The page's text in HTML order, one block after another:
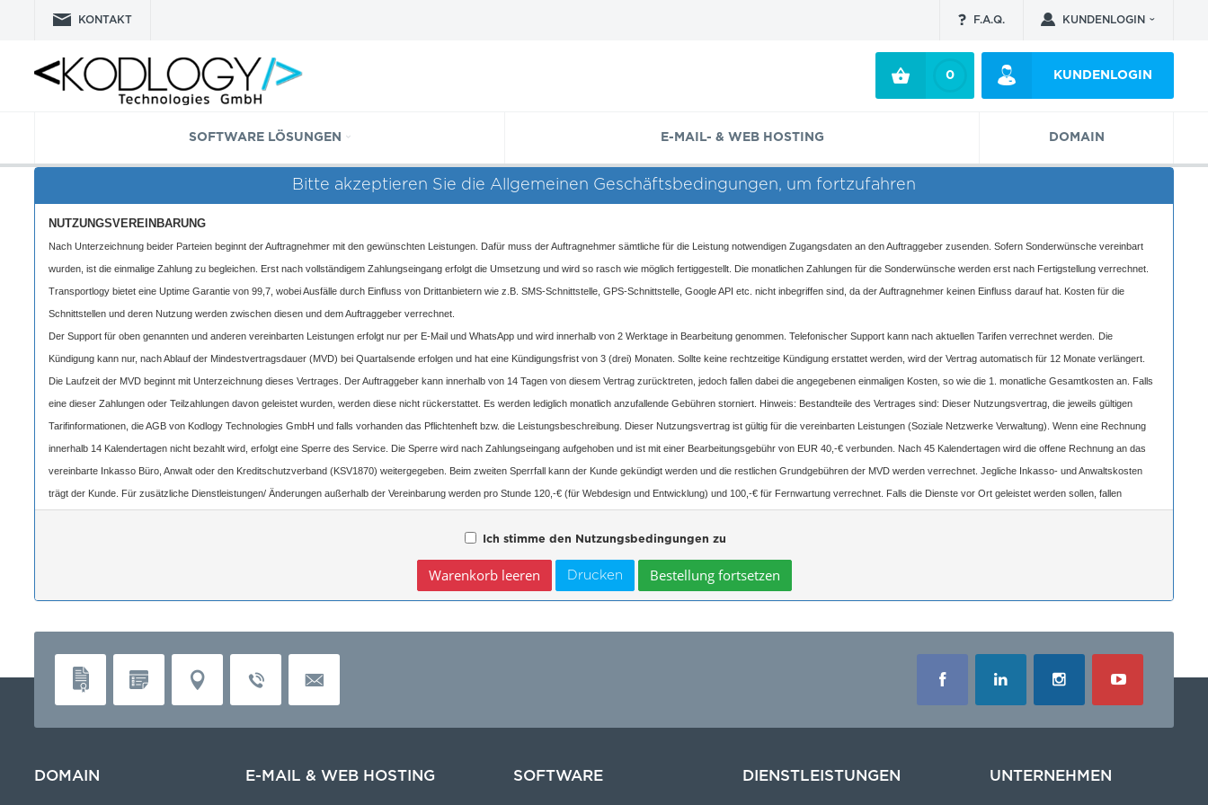
KONTAKT F.A.Q. KUNDENLOGIN
0 KUNDENLOGIN
SOFTWARE LÖSUNGEN E-MAIL- & WEB HOSTING DOMAIN
Bitte akzeptieren Sie die Allgemeinen Geschäftsbedingungen, um fortzufahren
NUTZUNGSVEREINBARUNG
Nach Unterzeichnung beider Parteien beginnt der Auftragnehmer mit den gewünschten Leistungen. Dafür muss der Auftragnehmer sämtliche für die Leistung notwendigen Zugangsdaten an den Auftraggeber zusenden. Sofern Sonderwünsche vereinbart
wurden, ist die einmalige Zahlung zu begleichen. Erst nach vollständigem Zahlungseingang erfolgt die Umsetzung und wird so rasch wie möglich fertiggestellt. Die monatlichen Zahlungen für die Sonderwünsche werden erst nach Fertigstellung verrechnet.
Transportlogy bietet eine Uptime Garantie von 99,7, wobei Ausfälle durch Einfluss von Drittanbietern wie z.B. SMS-Schnittstelle, GPS-Schnittstelle, Google API etc. nicht inbegriffen sind, da der Auftragnehmer keinen Einfluss darauf hat. Kosten für die
Schnittstellen und deren Nutzung werden zwischen diesen und dem Auftraggeber verrechnet.
Der Support für oben genannten und anderen vereinbarten Leistungen erfolgt nur per E-Mail und WhatsApp und wird innerhalb von 2 Werktage in Bearbeitung genommen. Telefonischer Support kann nach aktuellen Tarifen verrechnet werden. Die
Kündigung kann nur, nach Ablauf der Mindestvertragsdauer (MVD) bei Quartalsende erfolgen und hat eine Kündigungsfrist von 3 (drei) Monaten. Sollte keine rechtzeitige Kündigung erstattet werden, wird der Vertrag automatisch für 12 Monate verlängert.
Die Laufzeit der MVD beginnt mit Unterzeichnung dieses Vertrages. Der Auftraggeber kann innerhalb von 14 Tagen von diesem Vertrag zurücktreten, jedoch fallen dabei die angegebenen einmaligen Kosten, so wie die 1. monatliche Gesamtkosten an. Falls
eine dieser Zahlungen oder Teilzahlungen davon geleistet wurden, werden diese nicht rückerstattet. Es werden lediglich monatlich anzufallende Gebühren storniert. Hinweis: Bestandteile des Vertrages sind: Dieser Nutzungsvertrag, die jeweils gültigen
Tarifinformationen, die AGB von Kodlogy Technologies GmbH und falls vorhanden das Pflichtenheft bzw. die Leistungsbeschreibung. Dieser Nutzungsvertrag ist gültig für die vereinbarten Leistungen (Soziale Netzwerke Verwaltung). Wenn eine Rechnung
innerhalb 14 Kalendertagen nicht bezahlt wird, erfolgt eine Sperre des Service. Die Sperre wird nach Zahlungseingang aufgehoben und ist mit einer Bearbeitungsgebühr von EUR 40,-€ verbunden. Nach 45 Kalendertagen wird die offene Rechnung an das
vereinbarte Inkasso Büro, Anwalt oder den Kreditschutzverband (KSV1870) weitergegeben. Beim zweiten Sperrfall kann der Kunde gekündigt werden und die restlichen Grundgebühren der MVD werden verrechnet. Jegliche Inkasso- und Anwaltskosten
trägt der Kunde. Für zusätzliche Dienstleistungen/ Änderungen außerhalb der Vereinbarung werden pro Stunde 120,-€ (für Webdesign und Entwicklung) und 100,-€ für Fernwartung verrechnet. Falls die Dienste vor Ort geleistet werden sollen, fallen
Änderungen. Von diesem Vertrag abweichende Vereinbarungen sind ausschließlich schriftlich möglich. Der Kunde wird von offiziellen Angeboten per Newsletter per E-Mail, Post, SMS, WhatsApp und auf Sozialen Medien informiert, wobei eine Abmeldung
vom Newsletter jederzeit möglich ist. Es gilt als vereinbart, dass bei Paketwechsel oder Bestellung von Zusatzpaketen die MVD von neuem beginnt. Das Rücktrittsrecht ist hierbei ausgeschlossen, da die Dienstleistung bereits bekannt ist. Ich habe
sämtliche Unterlagen eingesehen und akzeptiere diese voll inhaltlich. Kodlogy Technologies GmbH hat das Recht die Firma an eine andere Firma oder Privatperson zu übergeben. In diesem Fall übernimmt die übernehmende Partei sämtliche Verträge, die
Ich stimme den Nutzungsbedingungen zu
Drucken
DOMAIN E-MAIL & WEB HOSTING SOFTWARE DIENSTLEISTUNGEN UNTERNEHMEN